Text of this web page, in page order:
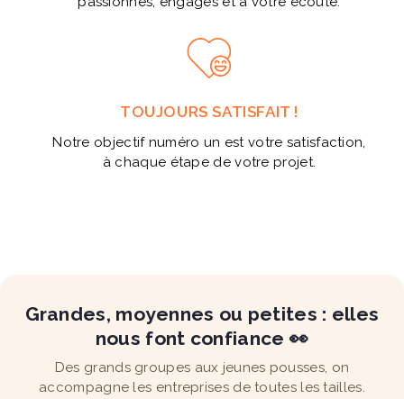
TOUJOURS SATISFAIT !
Notre objectif numéro un est votre satisfaction,
à chaque étape de votre projet.
Grandes, moyennes ou petites : elles
nous font confiance 👀
Des grands groupes aux jeunes pousses, on
accompagne les entreprises de toutes les tailles.